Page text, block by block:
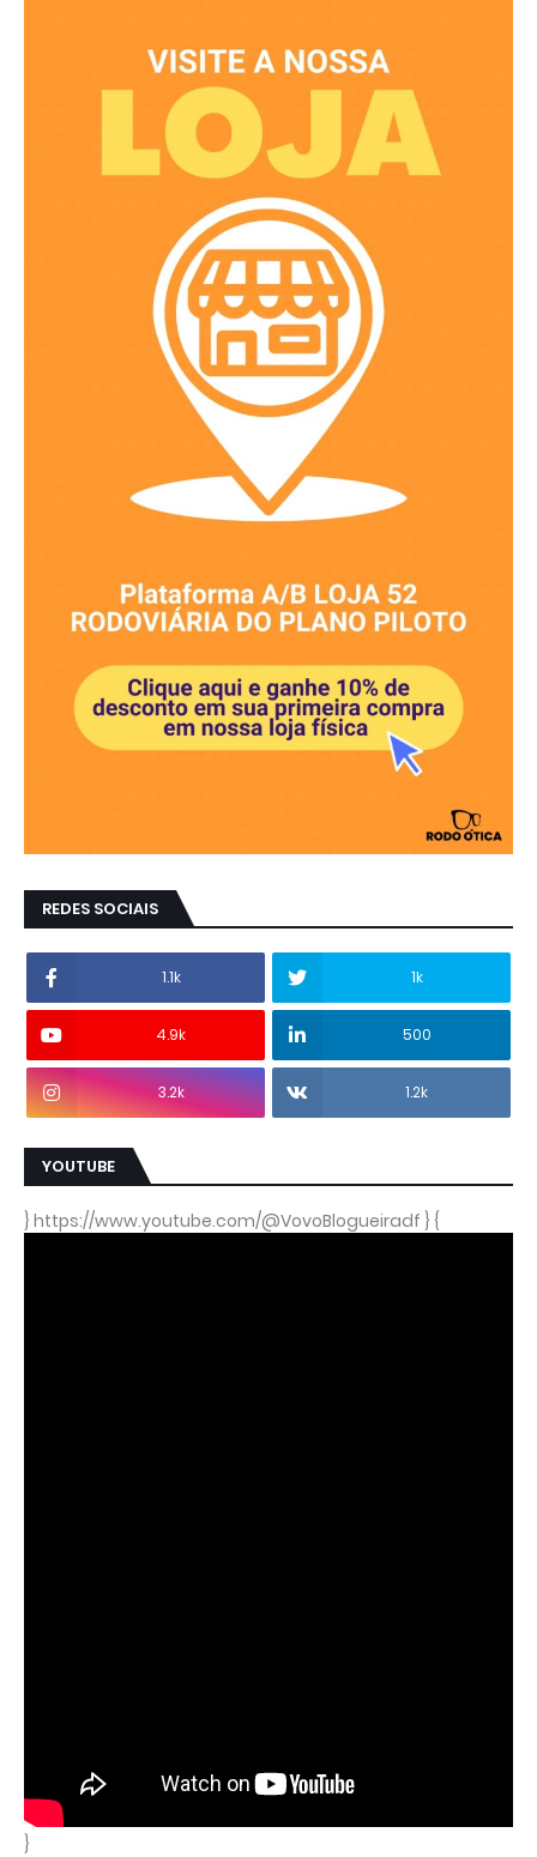
REDES SOCIAIS
1.1k 1k
4.9k 500
3.2k 1.2k
YOUTUBE
} https://www.youtube.com/@VovoBlogueiradf } {
}